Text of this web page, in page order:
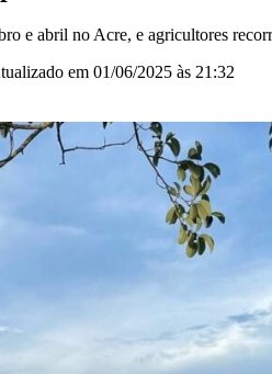
e abril no Acre, e agricultores
em 01/06/2025 às 21:32